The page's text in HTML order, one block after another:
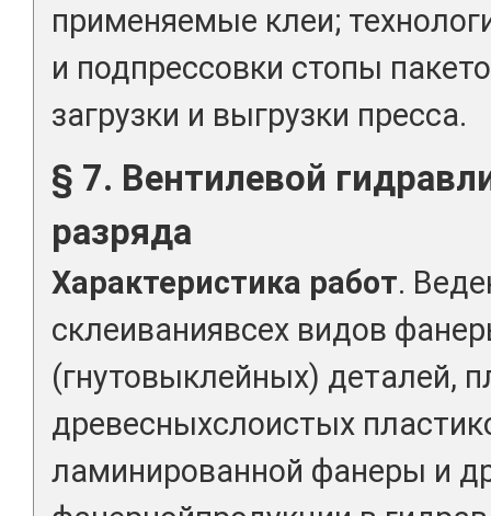
применяемые клеи;
и подпрессовки стопы
загрузки и выгрузки пресса.
§ 7. Вентилевой
разряда
Характеристика работ.
склеиваниявсех видов
(гнутовыклейных) деталей,
древесныхслоистых
ламинированной фанеры и